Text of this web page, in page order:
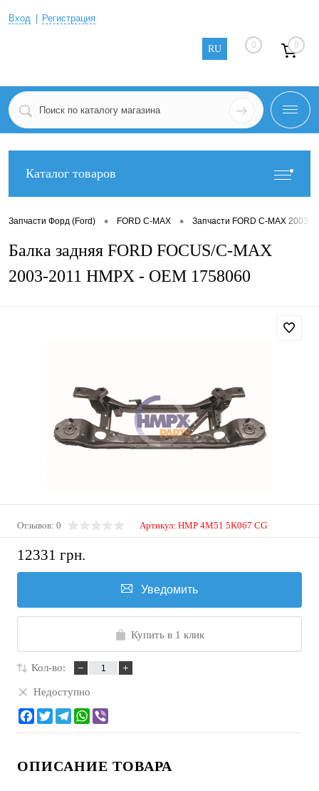
Вход Регистрация
RU 0 0
Каталог товаров
Запчасти Форд (Ford) • FORD C-MAX • Запчасти FORD C-MAX 2003-
Балка задняя FORD FOCUS/C-MAX
2003-2011 HMPX - OEM 1758060
Отзывов: 0 Артикул: HMP 4M51 5K067 CG
12331 грн.
Уведомить
Купить в 1 клик
Кол-во:
Недоступно
ОПИСАНИЕ ТОВАРА